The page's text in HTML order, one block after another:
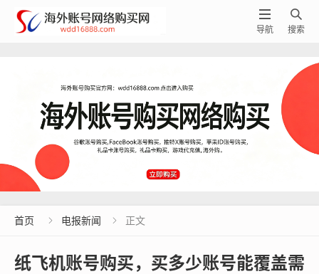

搜索

导航
首页  电报新闻  正文
纸飞机账号购买，买多少账号能覆盖需